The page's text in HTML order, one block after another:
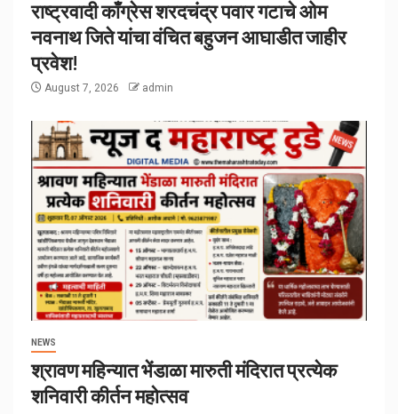
राष्ट्रवादी काँग्रेस शरदचंद्र पवार गटाचे ओम
नवनाथ जिते यांचा वंचित बहुजन आघाडीत जाहीर
प्रवेश!
August 7, 2026 admin
NEWS
श्रावण महिन्यात भेंडाळा मारुती मंदिरात प्रत्येक
शनिवारी कीर्तन महोत्सव